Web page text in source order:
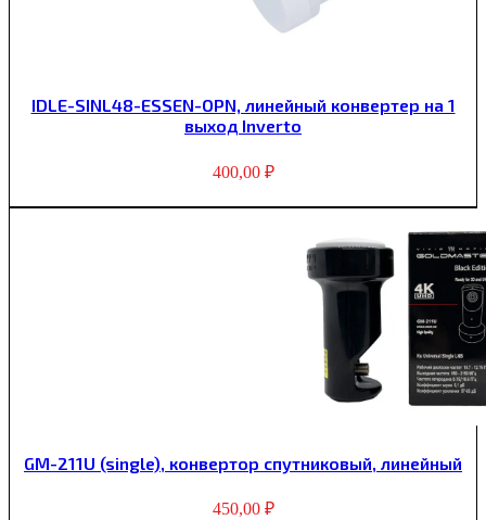
IDLE-SINL48-ESSEN-OPN, линейный конвертер на 1
выход Inverto
400,00 ₽
GM-211U (single), конвертор спутниковый, линейный
450,00 ₽